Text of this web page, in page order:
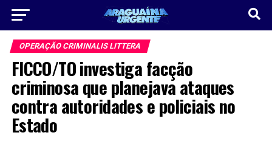
OPERAÇÃO CRIMINALIS LITTERA
FICCO/TO investiga facção
criminosa que planejava ataques
contra autoridades e policiais no
Estado